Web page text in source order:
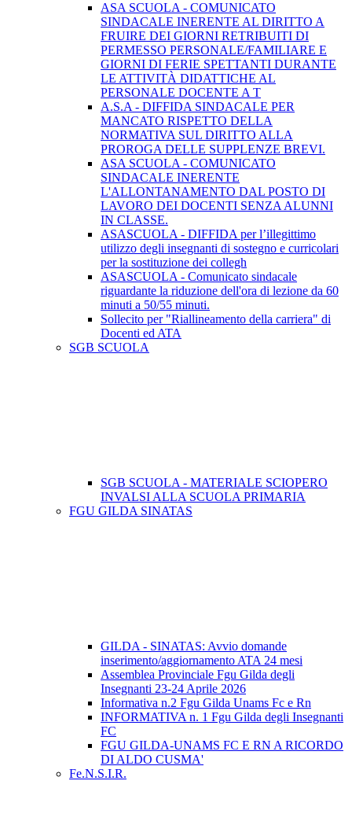
ASA SCUOLA - COMUNICATO
SINDACALE INERENTE AL DIRITTO A
FRUIRE DEI GIORNI RETRIBUITI DI
PERMESSO PERSONALE/FAMILIARE E
GIORNI DI FERIE SPETTANTI DURANTE
LE ATTIVITÀ DIDATTICHE AL
PERSONALE DOCENTE A T
A.S.A - DIFFIDA SINDACALE PER
MANCATO RISPETTO DELLA
NORMATIVA SUL DIRITTO ALLA
PROROGA DELLE SUPPLENZE BREVI.
ASA SCUOLA - COMUNICATO
SINDACALE INERENTE
L'ALLONTANAMENTO DAL POSTO DI
LAVORO DEI DOCENTI SENZA ALUNNI
IN CLASSE.
ASASCUOLA - DIFFIDA per l’illegittimo
utilizzo degli insegnanti di sostegno e curricolari
per la sostituzione dei collegh
ASASCUOLA - Comunicato sindacale
riguardante la riduzione dell'ora di lezione da 60
minuti a 50/55 minuti.
Sollecito per "Riallineamento della carriera" di
Docenti ed ATA
SGB SCUOLA
SGB SCUOLA - MATERIALE SCIOPERO
INVALSI ALLA SCUOLA PRIMARIA
FGU GILDA SINATAS
GILDA - SINATAS: Avvio domande
inserimento/aggiornamento ATA 24 mesi
Assemblea Provinciale Fgu Gilda degli
Insegnanti 23-24 Aprile 2026
Informativa n.2 Fgu Gilda Unams Fc e Rn
INFORMATIVA n. 1 Fgu Gilda degli Insegnanti
FC
FGU GILDA-UNAMS FC E RN A RICORDO
DI ALDO CUSMA'
Fe.N.S.I.R.